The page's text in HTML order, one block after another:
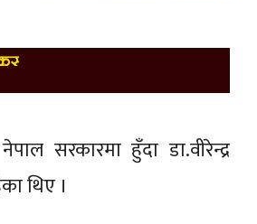
सरकारमा हुँदा डा.वीरेन्द्र
थिए ।